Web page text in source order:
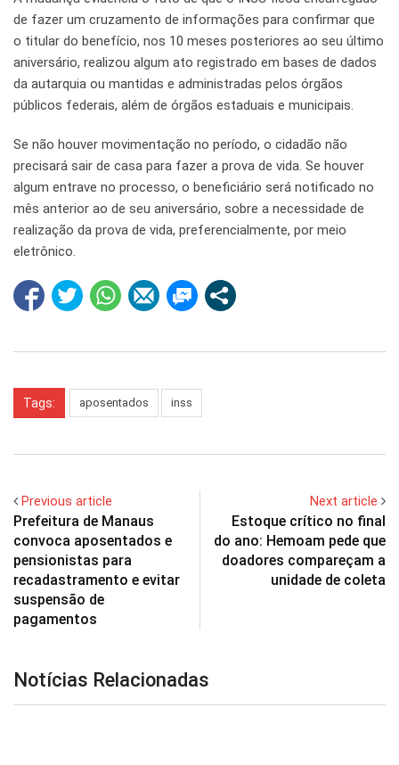
de fazer um cruzamento de informações para confirmar que
o titular do benefício, nos 10 meses posteriores ao seu último
aniversário, realizou algum ato registrado em bases de dados
da autarquia ou mantidas e administradas pelos órgãos
públicos federais, além de órgãos estaduais e municipais.
Se não houver movimentação no período, o cidadão não
precisará sair de casa para fazer a prova de vida. Se houver
algum entrave no processo, o beneficiário será notificado no
mês anterior ao de seu aniversário, sobre a necessidade de
realização da prova de vida, preferencialmente, por meio
eletrônico.
Tags: aposentados inss
Previous article
Prefeitura de Manaus
convoca aposentados e
pensionistas para
recadastramento e evitar
suspensão de
pagamentos
Next article
Estoque crítico no final
do ano: Hemoam pede que
doadores compareçam a
unidade de coleta
Notícias Relacionadas